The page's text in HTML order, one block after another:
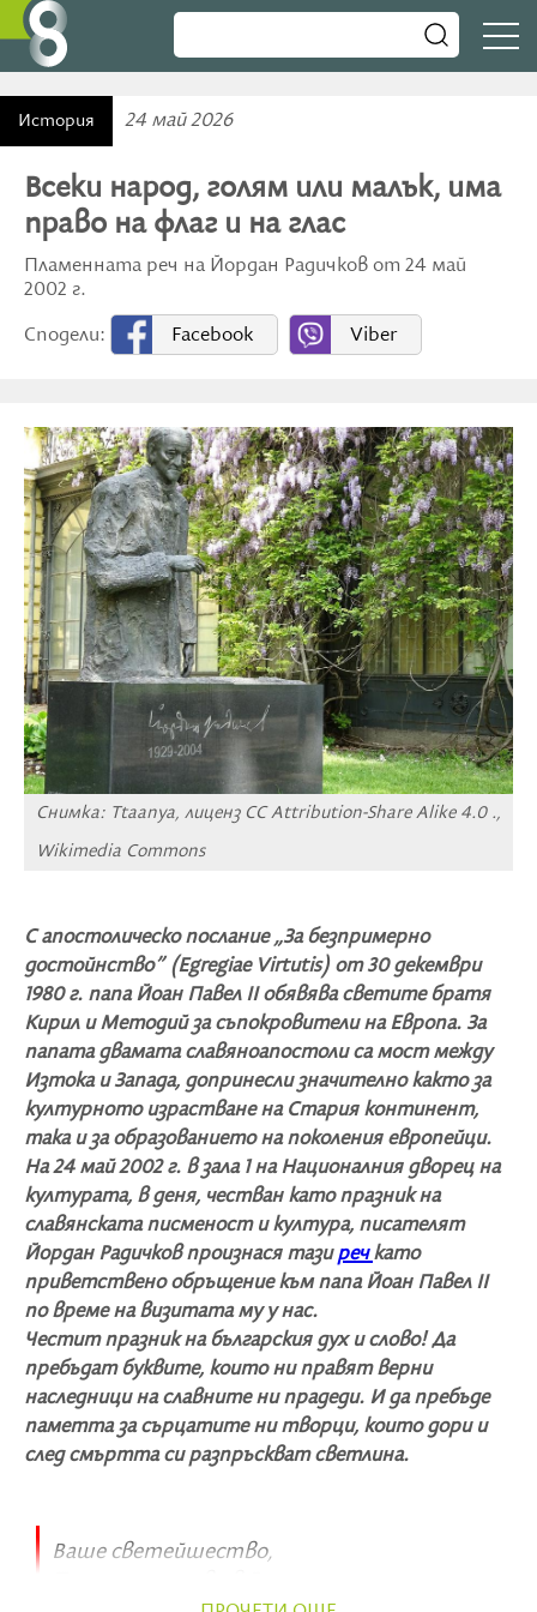
История 24 май 2026
Всеки народ, голям или малък, има
право на флаг и на глас
Пламенната реч на Йордан Радичков от 24 май
2002 г.
Сподели:
Facebook Viber
Снимка: Ttaanya, лиценз CC Attribution-Share Alike 4.0 .,
Wikimedia Commons
С апостолическо послание „За безпримерно
достойнство” (Egregiae Virtutis) от 30 декември
1980 г. папа Йоан Павел II обявява светите братя
Кирил и Методий за съпокровители на Европа. За
папата двамата славяноапостоли са мост между
Изтока и Запада, допринесли значително както за
културното израстване на Стария континент,
така и за образованието на поколения европейци.
На 24 май 2002 г. в зала 1 на Националния дворец на
културата, в деня, честван като празник на
славянската писменост и култура, писателят
Йордан Радичков произнася тазиречкато
приветствено обръщение към папа Йоан Павел II
по време на визитата му у нас.
Честит празник на българския дух и слово! Да
пребъдат буквите, които ни правят верни
наследници на славните ни прадеди. И да пребъде
паметта за сърцатите ни творци, които дори и
след смъртта си разпръскват светлина.
Ваше светейшество,